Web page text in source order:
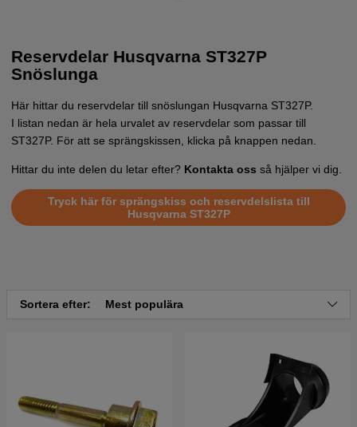
Reservdelar Husqvarna ST327P
Snöslunga
Här hittar du reservdelar till snöslungan Husqvarna ST327P.
I listan nedan är hela urvalet av reservdelar som passar till
ST327P. För att se sprängskissen, klicka på knappen nedan.
Hittar du inte delen du letar efter? Kontakta oss så hjälper vi dig.
Tryck här för sprängskiss och reservdelslista till
Husqvarna ST327P
Sortera efter: Mest populära